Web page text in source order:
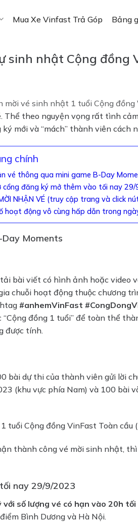
Mua Xe Vinfast Trả Góp Bảng
sinh nhật Cộng
mời vé sinh nhật 1 tuổi Cộng đồng
Thể theo nguyện vọng rất tình
mới và “mách” thành viên cách
chính
vé thông qua mini game B-Day
cổng đăng ký mở thêm vào tối nay 29/
NHẬN VÉ (truy cập trang và click
hoạt động vô cùng hấp dẫn trong
Day Moments
bài viết có hình ảnh hoặc video
chuỗi hoạt động thuộc chương
#anhemVinFast
đồng 1 tuổi” để toàn thể
được tính.
bài dự thi của thành viên gửi lời
(khu vực phía Nam) và 100 bài
tuổi Cộng đồng VinFast Toàn cầu
thành công vé mời sinh nhật,
nay 29/9/2023
với số lượng vé có hạn vào 20h
Bình Dương và Hà Nội.